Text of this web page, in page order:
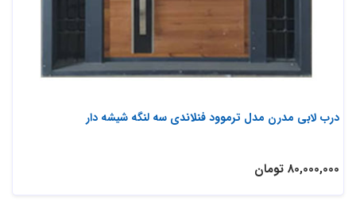
درب لابی مدرن مدل ترموود فنلاندی سه لنگه شیشه دار
80,000,000 تومان